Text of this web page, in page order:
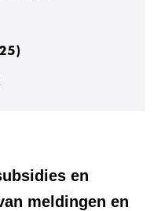
)
en
meldingen en